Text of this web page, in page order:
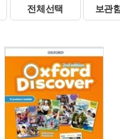
전체선택 보관